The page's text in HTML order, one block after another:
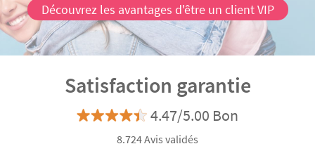
Découvrez les avantages d'être un client VIP
Satisfaction garantie
4.47/5.00 Bon
8.724 Avis validés